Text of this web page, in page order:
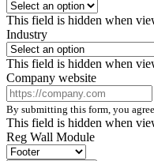
This field is hidden when
Industry
This field is hidden when
Company website
By submitting this form, you
This field is hidden when
Reg Wall Module